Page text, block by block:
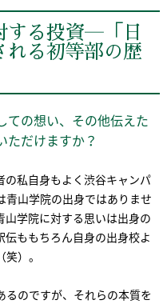
する投資―「日
れる初等部の歴
ての想い、その他伝えた
ただけますか？
私自身もよく渋谷キャンパ
青山学院の出身ではありませ
山学院に対する思いは出身の
ももちろん自身の出身校よ
）。
のですが、それらの本質を